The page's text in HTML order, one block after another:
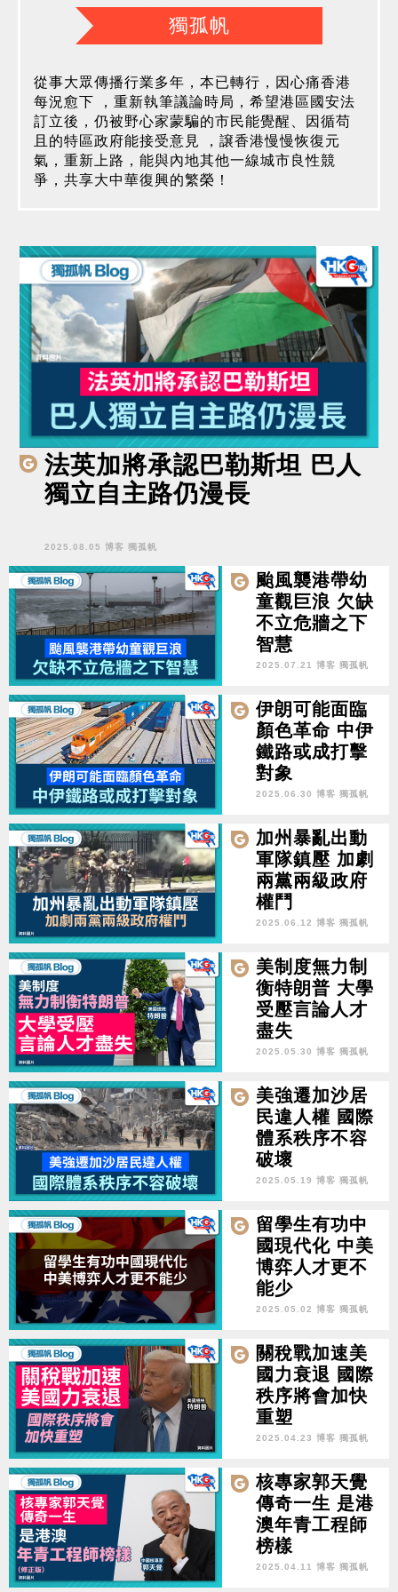
獨孤帆
從事大眾傳播行業多年，本已轉行，因心痛香港
每況愈下 ，重新執筆議論時局，希望港區國安法
訂立後，仍被野心家蒙騙的市民能覺醒、因循苟
且的特區政府能接受意見 ，譲香港慢慢恢復元
氣，重新上路，能與內地其他一線城市良性競
爭，共享大中華復興的繁榮！
法英加將承認巴勒斯坦 巴人
獨立自主路仍漫長
2025.08.05 博客 獨孤帆
颱風襲港帶幼
童觀巨浪 欠缺
不立危牆之下
智慧
2025.07.21 博客 獨孤帆
伊朗可能面臨
顏色革命 中伊
鐵路或成打擊
對象
2025.06.30 博客 獨孤帆
加州暴亂出動
軍隊鎮壓 加劇
兩黨兩級政府
權鬥
2025.06.12 博客 獨孤帆
美制度無力制
衡特朗普 大學
受壓言論人才
盡失
2025.05.30 博客 獨孤帆
美強遷加沙居
民違人權 國際
體系秩序不容
破壞
2025.05.19 博客 獨孤帆
留學生有功中
國現代化 中美
博弈人才更不
能少
2025.05.02 博客 獨孤帆
關稅戰加速美
國力衰退 國際
秩序將會加快
重塑
2025.04.23 博客 獨孤帆
核專家郭天覺
傳奇一生 是港
澳年青工程師
榜樣
2025.04.11 博客 獨孤帆